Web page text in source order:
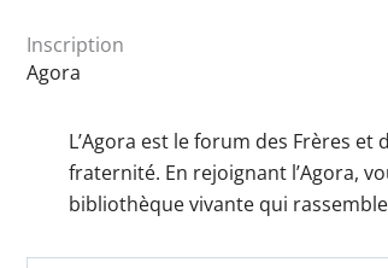
Inscription
Agora
L’Agora est le forum des Frères
fraternité. En rejoignant l’Agora,
bibliothèque vivante qui